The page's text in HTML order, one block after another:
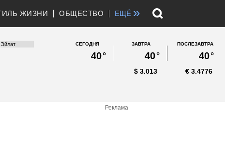
ЖИЗНИ ОБЩЕСТВО ЕЩЁ »
СЕГОДНЯ
40°
ЗАВТРА
40°
ПОСЛЕЗАВТРА
40°
3.013
$ 3.4776
€
Реклама